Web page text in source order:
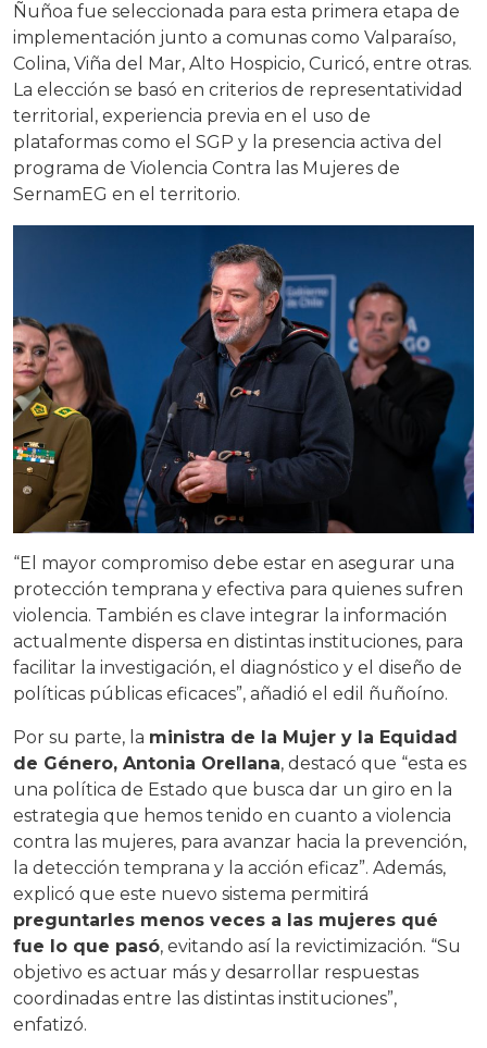
Ñuñoa fue seleccionada para esta primera etapa de
implementación junto a comunas como Valparaíso,
Colina, Viña del Mar, Alto Hospicio, Curicó, entre otras.
La elección se basó en criterios de representatividad
territorial, experiencia previa en el uso de
plataformas como el SGP y la presencia activa del
programa de Violencia Contra las Mujeres de
SernamEG en el territorio.
“El mayor compromiso debe estar en asegurar una
protección temprana y efectiva para quienes sufren
violencia. También es clave integrar la información
actualmente dispersa en distintas instituciones, para
facilitar la investigación, el diagnóstico y el diseño de
políticas públicas eficaces”, añadió el edil ñuñoíno.
Por su parte, la ministra de la Mujer y la Equidad
de Género, Antonia Orellana, destacó que “esta es
una política de Estado que busca dar un giro en la
estrategia que hemos tenido en cuanto a violencia
contra las mujeres, para avanzar hacia la prevención,
la detección temprana y la acción eficaz”. Además,
explicó que este nuevo sistema permitirá
preguntarles menos veces a las mujeres qué
fue lo que pasó, evitando así la revictimización. “Su
objetivo es actuar más y desarrollar respuestas
coordinadas entre las distintas instituciones”,
enfatizó.